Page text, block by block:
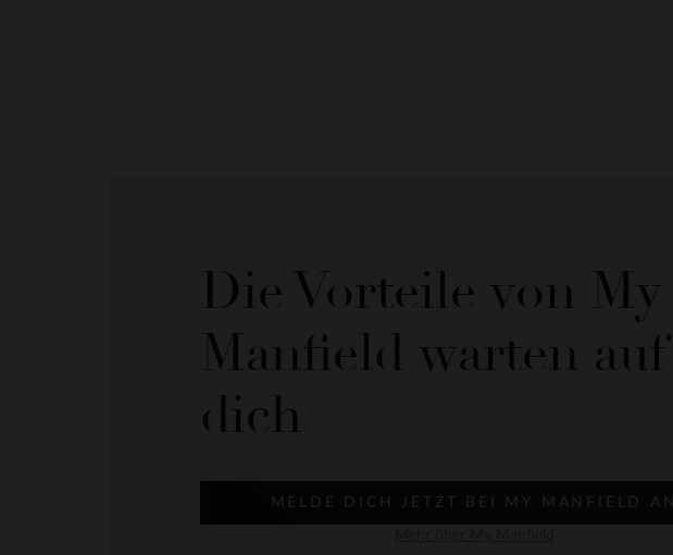
Die Vorteile von My
Manfield warten auf
dich
MELDE DICH JETZT BEI MY MANFIELD AN